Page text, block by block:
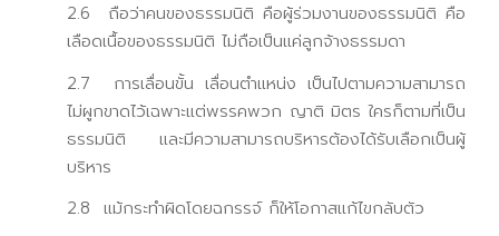
2.6 ถือว่าคนของธรรมนิติ คือผู้ร่วมงานของธรรมนิติ คือ
เลือดเนื้อของธรรมนิติ ไม่ถือเป็นแค่ลูกจ้างธรรมดา
2.7 การเลื่อนขั้น เลื่อนตำแหน่ง เป็นไปตามความสามารถ
ไม่ผูกขาดไว้เฉพาะแต่พรรคพวก ญาติ มิตร ใครก็ตามที่เป็น
ธรรมนิติ และมีความสามารถบริหารต้องได้รับเลือกเป็นผู้
บริหาร
2.8 แม้กระทำผิดโดยฉกรรจ์ ก็ให้โอกาสแก้ไขกลับตัว